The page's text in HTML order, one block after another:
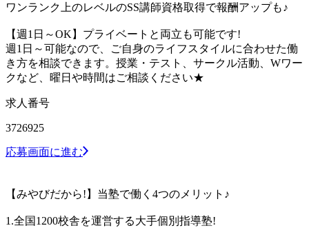
ワンランク上のレベルのSS講師資格取得で報酬アップも♪
【週1日～OK】プライベートと両立も可能です!
週1日～可能なので、ご自身のライフスタイルに合わせた働
き方を相談できます。授業・テスト、サークル活動、Wワー
クなど、曜日や時間はご相談ください★
求人番号
3726925
応募画面に進む
【みやびだから!】当塾で働く4つのメリット♪
1.全国1200校舎を運営する大手個別指導塾!